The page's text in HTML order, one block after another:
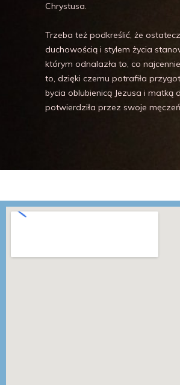
Chrystusa.
Trzeba też podkreślić, że
duchowością i stylem życia
którym odnalazła to, co
to, dzięki czemu potrafiła
bycia oblubienicą Jezusa i matką
potwierdziła przez swoje